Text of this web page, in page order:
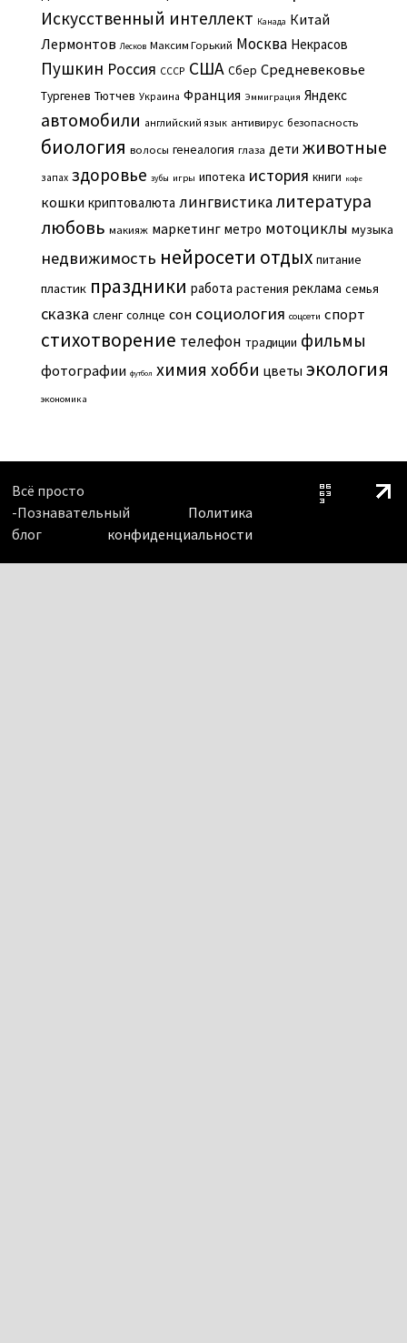
Искусственный интеллект Канада Китай
Лермонтов Лесков Максим Горький Москва Некрасов
Пушкин Россия СССР США Сбер Средневековье
Тургенев Тютчев Украина Франция Эммиграция Яндекс
автомобили английский язык антивирус безопасность
биология волосы генеалогия глаза дети животные
запах здоровье зубы игры ипотека история книги кофе
кошки криптовалюта лингвистикалитература
любовь макияж маркетинг метро мотоциклы музыка
недвижимость нейросети отдых питание
пластик праздники работа растения реклама семья
сказка сленг солнце сон социология соцсети спорт
стихотворение телефон традиции фильмы
фотографии футбол химия хобби цветы экология
экономика
Всё просто
-Познавательный
блог
Политика
конфиденциальности